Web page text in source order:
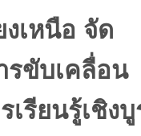
เหนือ จัด
รขับเคลื่อน
เรียนรู้เชิง